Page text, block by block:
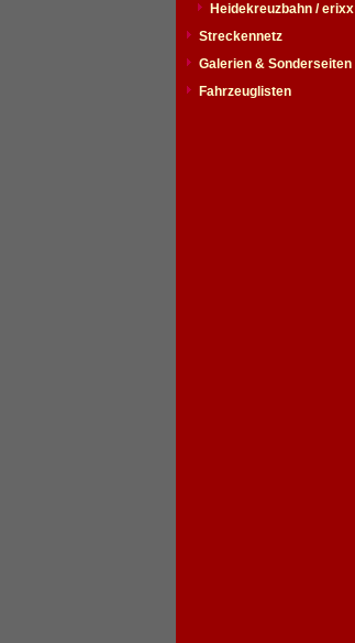
Heidekreuzbahn / erixx
Streckennetz
Galerien & Sonderseiten
Fahrzeuglisten